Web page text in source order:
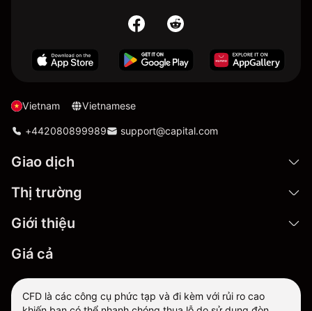
Vietnam Vietnamese
+442080899989 support@capital.com
Giao dịch
Thị trường
Giới thiệu
Giá cả
CFD là các công cụ phức tạp và đi kèm với rủi ro cao